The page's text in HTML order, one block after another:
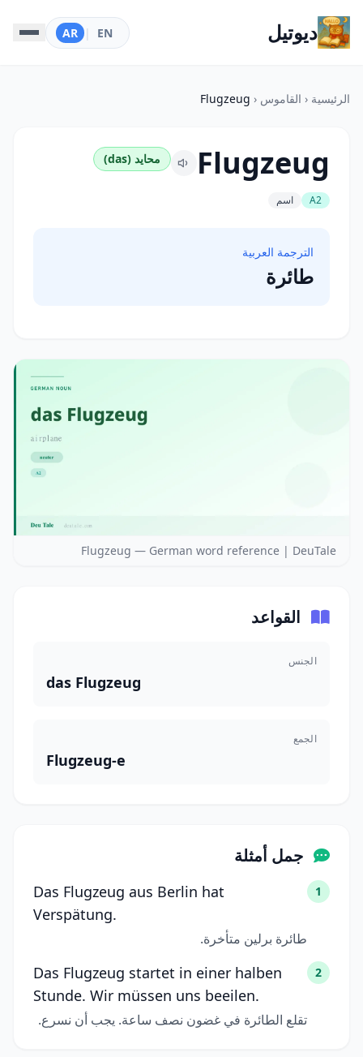
ديوتيل EN
|
AR
الرئيسية ‹ القاموس ‹
Flugzeug
Flugzeug محايد (das)
A2 اسم
الترجمة العربية
طائرة
Flugzeug — German word reference | DeuTale
القواعد
الجنس
das Flugzeug
الجمع
Flugzeug-e
جمل أمثلة
1
Das Flugzeug aus Berlin hat
Verspätung.
طائرة برلين متأخرة.
2
Das Flugzeug startet in einer halben
Stunde. Wir müssen uns beeilen.
تقلع الطائرة في غضون نصف ساعة. يجب أن نسرع.